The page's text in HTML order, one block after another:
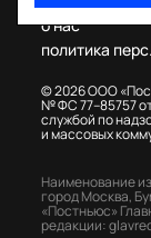
© 2026 ООО
№ ФС 77–85757
службой по
и массовых
о нас
политика
Наименование
город Москва,
«Постньюс»
редакции: